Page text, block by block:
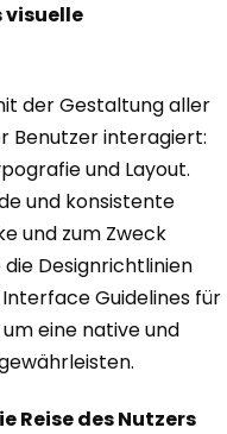
visuelle
der Gestaltung aller
Benutzer interagiert:
und Layout.
und konsistente
und zum Zweck
Designrichtlinien
Guidelines für
eine native und
Reise des Nutzers